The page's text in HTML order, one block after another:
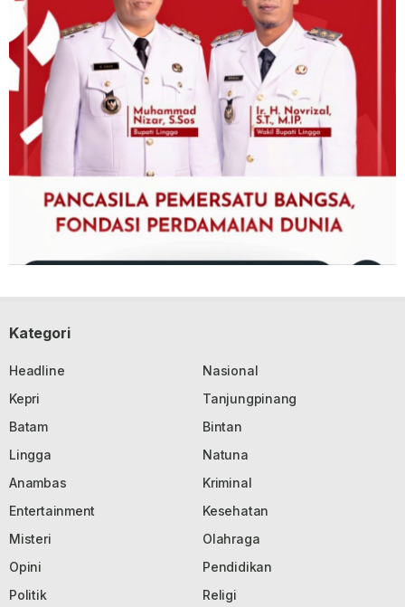
Kategori
Headline
Nasional
Kepri
Tanjungpinang
Batam
Bintan
Lingga
Natuna
Anambas
Kriminal
Entertainment
Kesehatan
Misteri
Olahraga
Opini
Pendidikan
Politik
Religi